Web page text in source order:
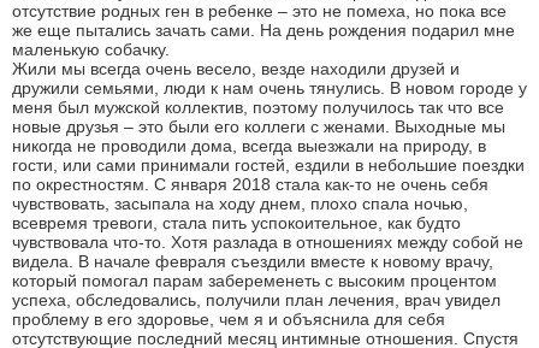
отсутствие родных ген в ребенке – это не помеха, но пока все
же еще пытались зачать сами. На день рождения подарил мне
маленькую собачку.
Жили мы всегда очень весело, везде находили друзей и
дружили семьями, люди к нам очень тянулись. В новом городе у
меня был мужской коллектив, поэтому получилось так что все
новые друзья – это были его коллеги с женами. Выходные мы
никогда не проводили дома, всегда выезжали на природу, в
гости, или сами принимали гостей, ездили в небольшие поездки
по окрестностям. С января 2018 стала как-то не очень себя
чувствовать, засыпала на ходу днем, плохо спала ночью,
всевремя тревоги, стала пить успокоительное, как будто
чувствовала что-то. Хотя разлада в отношениях между собой не
видела. В начале февраля съездили вместе к новому врачу,
который помогал парам забеременеть с высоким процентом
успеха, обследовались, получили план лечения, врач увидел
проблему в его здоровье, чем я и объяснила для себя
отсутствующие последний месяц интимные отношения. Спустя